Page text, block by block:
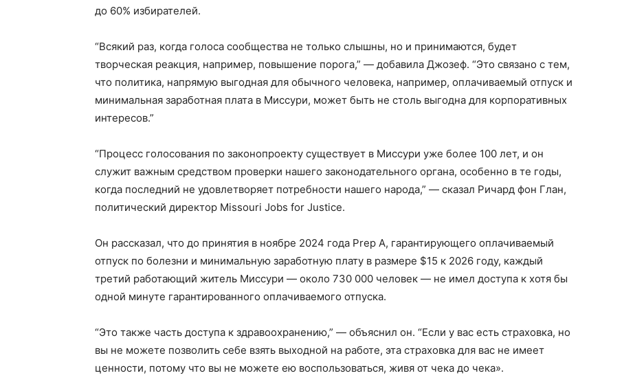
до 60% избирателей.
“Всякий раз, когда голоса сообщества не только слышны, но и принимаются, будет
творческая реакция, например, повышение порога,” — добавила Джозеф. “Это связано с тем,
что политика, напрямую выгодная для обычного человека, например, оплачиваемый отпуск и
минимальная заработная плата в Миссури, может быть не столь выгодна для корпоративных
интересов.”
“Процесс голосования по законопроекту существует в Миссури уже более 100 лет, и он
служит важным средством проверки нашего законодательного органа, особенно в те годы,
когда последний не удовлетворяет потребности нашего народа,” — сказал Ричард фон Глан,
политический директор Missouri Jobs for Justice.
Он рассказал, что до принятия в ноябре 2024 года Prep A, гарантирующего оплачиваемый
отпуск по болезни и минимальную заработную плату в размере $15 к 2026 году, каждый
третий работающий житель Миссури — около 730 000 человек — не имел доступа к хотя бы
одной минуте гарантированного оплачиваемого отпуска.
“Это также часть доступа к здравоохранению,” — объяснил он. “Если у вас есть страховка, но
вы не можете позволить себе взять выходной на работе, эта страховка для вас не имеет
ценности, потому что вы не можете ею воспользоваться, живя от чека до чека».